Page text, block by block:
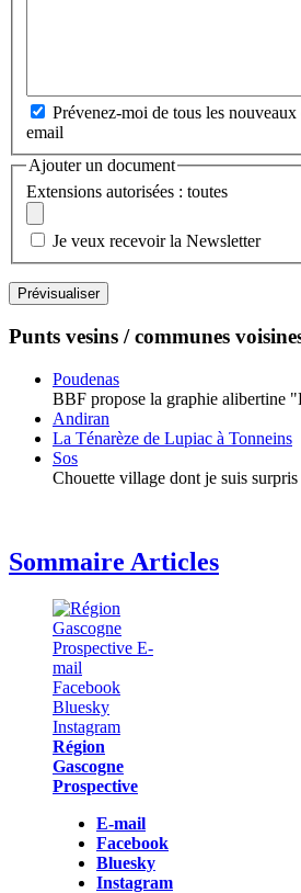
Prévenez-moi de tous les
email
Ajouter un document
Extensions autorisées : toutes
Je veux recevoir la Newsletter
Punts vesins / communes
Poudenas
BBF propose la graphie alibertine
Andiran
La Ténarèze de Lupiac à Tonneins
Sos
Chouette village dont je suis
Sommaire Articles
Région
Gascogne
Prospective
E-mail
Facebook
Bluesky
Instagram